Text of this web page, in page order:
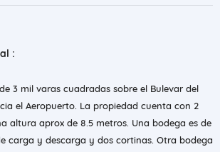
:
3 mil varas cuadradas sobre el Bulevar del
el Aeropuerto. La propiedad cuenta con 2
altura aprox de 8.5 metros. Una bodega es de
carga y descarga y dos cortinas. Otra bodega